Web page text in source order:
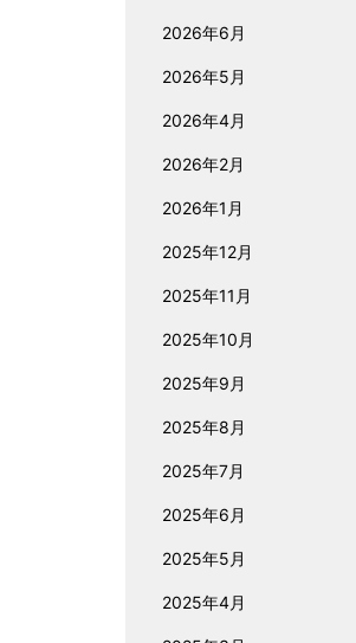
2026年6月
2026年5月
2026年4月
2026年2月
2026年1月
2025年12月
2025年11月
2025年10月
2025年9月
2025年8月
2025年7月
2025年6月
2025年5月
2025年4月